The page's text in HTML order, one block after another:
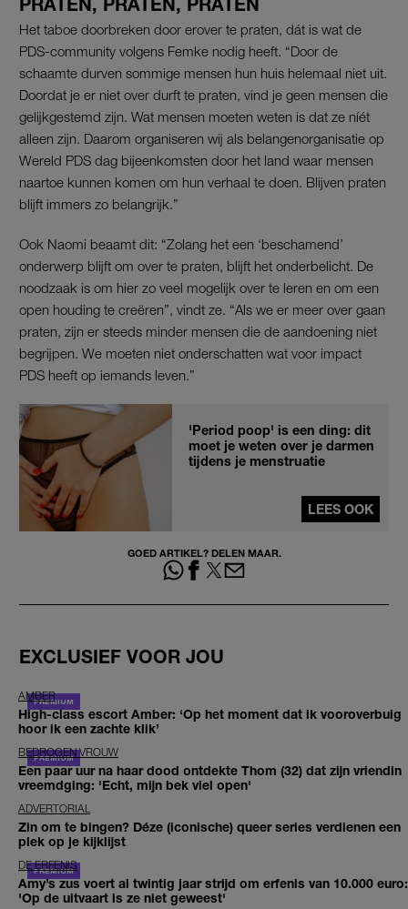
PRATEN, PRATEN, PRATEN
Het taboe doorbreken door erover te praten, dát is wat de
PDS-community volgens Femke nodig heeft. “Door de
schaamte durven sommige mensen hun huis helemaal niet uit.
Doordat je er niet over durft te praten, vind je geen mensen die
gelijkgestemd zijn. Wat mensen moeten weten is dat ze níét
alleen zijn. Daarom organiseren wij als belangenorganisatie op
Wereld PDS dag bijeenkomsten door het land waar mensen
naartoe kunnen komen om hun verhaal te doen. Blijven praten
blijft immers zo belangrijk.”
Ook Naomi beaamt dit: “Zolang het een ‘beschamend’
onderwerp blijft om over te praten, blijft het onderbelicht. De
noodzaak is om hier zo veel mogelijk over te leren en om een
open houding te creëren”, vindt ze. “Als we er meer over gaan
praten, zijn er steeds minder mensen die de aandoening niet
begrijpen. We moeten niet onderschatten wat voor impact
PDS heeft op iemands leven.”
'Period poop' is een ding: dit
moet je weten over je darmen
tijdens je menstruatie
LEES OOK
GOED ARTIKEL? DELEN MAAR.
EXCLUSIEF VOOR JOU
AMBER
High-class escort Amber: ‘Op het moment dat ik vooroverbuig
hoor ik een zachte klik’
BEDROGEN VROUW
Een paar uur na haar dood ontdekte Thom (32) dat zijn vriendin
vreemdging: 'Echt, mijn bek viel open'
ADVERTORIAL
Zin om te bingen? Déze (iconische) queer series verdienen een
plek op je kijklijst
DE ERFENIS
Amy’s zus voert al twintig jaar strijd om erfenis van 10.000 euro:
'Op de uitvaart is ze niet geweest'